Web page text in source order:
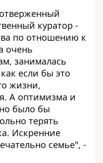
куратор -
по отношению к
очень
занималась
если бы это
жизни,
А оптимизма и
было бы
терять
Искренние
семье", -